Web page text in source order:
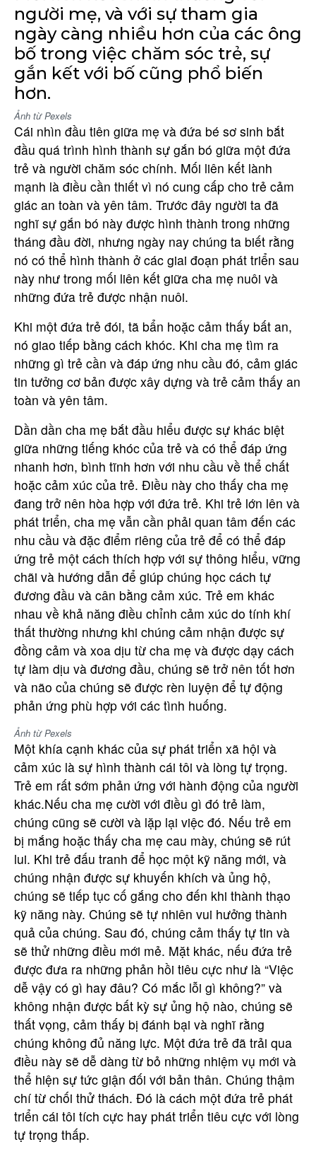
người mẹ, và với sự tham gia
ngày càng nhiều hơn của các ông
bố trong việc chăm sóc trẻ, sự
gắn kết với bố cũng phổ biến
hơn.
Ảnh từ Pexels
Cái nhìn đầu tiên giữa mẹ và đứa bé sơ sinh bắt
đầu quá trình hình thành sự gắn bó giữa một đứa
trẻ và người chăm sóc chính. Mối liên kết lành
mạnh là điều cần thiết vì nó cung cấp cho trẻ cảm
giác an toàn và yên tâm. Trước đây người ta đã
nghĩ sự gắn bó này được hình thành trong những
tháng đầu đời, nhưng ngày nay chúng ta biết rằng
nó có thể hình thành ở các giai đoạn phát triển sau
này như trong mối liên kết giữa cha mẹ nuôi và
những đứa trẻ được nhận nuôi.
Khi một đứa trẻ đói, tã bẩn hoặc cảm thấy bất an,
nó giao tiếp bằng cách khóc. Khi cha mẹ tìm ra
những gì trẻ cần và đáp ứng nhu cầu đó, cảm giác
tin tưởng cơ bản được xây dựng và trẻ cảm thấy an
toàn và yên tâm.
Dần dần cha mẹ bắt đầu hiểu được sự khác biệt
giữa những tiếng khóc của trẻ và có thể đáp ứng
nhanh hơn, bình tĩnh hơn với nhu cầu về thể chất
hoặc cảm xúc của trẻ. Điều này cho thấy cha mẹ
đang trở nên hòa hợp với đứa trẻ. Khi trẻ lớn lên và
phát triển, cha mẹ vẫn cần phải quan tâm đến các
nhu cầu và đặc điểm riêng của trẻ để có thể đáp
ứng trẻ một cách thích hợp với sự thông hiểu, vững
chãi và hướng dẫn để giúp chúng học cách tự
đương đầu và cân bằng cảm xúc. Trẻ em khác
nhau về khả năng điều chỉnh cảm xúc do tính khí
thất thường nhưng khi chúng cảm nhận được sự
đồng cảm và xoa dịu từ cha mẹ và được dạy cách
tự làm dịu và đương đầu, chúng sẽ trở nên tốt hơn
và não của chúng sẽ được rèn luyện để tự động
phản ứng phù hợp với các tình huống.
Ảnh từ Pexels
Một khía cạnh khác của sự phát triển xã hội và
cảm xúc là sự hình thành cái tôi và lòng tự trọng.
Trẻ em rất sớm phản ứng với hành động của người
khác.Nếu cha mẹ cười với điều gì đó trẻ làm,
chúng cũng sẽ cười và lặp lại việc đó. Nếu trẻ em
bị mắng hoặc thấy cha mẹ cau mày, chúng sẽ rút
lui. Khi trẻ đấu tranh để học một kỹ năng mới, và
chúng nhận được sự khuyến khích và ủng hộ,
chúng sẽ tiếp tục cố gắng cho đến khi thành thạo
kỹ năng này. Chúng sẽ tự nhiên vui hưởng thành
quả của chúng. Sau đó, chúng cảm thấy tự tin và
sẽ thử những điều mới mẻ. Mặt khác, nếu đứa trẻ
được đưa ra những phản hồi tiêu cực như là “Việc
dễ vậy có gì hay đâu? Có mắc lỗi gì không?” và
không nhận được bất kỳ sự ủng hộ nào, chúng sẽ
thất vọng, cảm thấy bị đánh bại và nghĩ rằng
chúng không đủ năng lực. Một đứa trẻ đã trải qua
điều này sẽ dễ dàng từ bỏ những nhiệm vụ mới và
thể hiện sự tức giận đối với bản thân. Chúng thậm
chí từ chối thử thách. Đó là cách một đứa trẻ phát
triển cái tôi tích cực hay phát triển tiêu cực với lòng
tự trọng thấp.